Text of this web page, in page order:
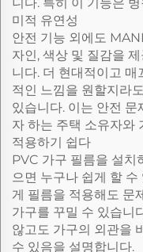
미적 유연성
안전 기능 외에도
자인, 색상 및 질감을
니다. 더 현대적이고
적인 느낌을 원할지라
있습니다. 이는 안전
자 하는 주택 소유자와
적용하기 쉽다
PVC 가구 필름을 설치
으면 누구나 쉽게 할
게 필름을 적용해도 문
가구를 꾸밀 수 있습니
않고도 가구의 외관을
수 있음을 설명합니다.